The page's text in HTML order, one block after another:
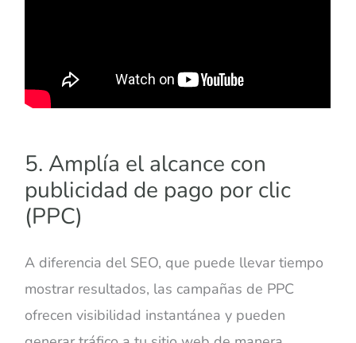
5. Amplía el alcance con
publicidad de pago por clic
(PPC)
A diferencia del SEO, que puede llevar tiempo
mostrar resultados, las campañas de PPC
ofrecen visibilidad instantánea y pueden